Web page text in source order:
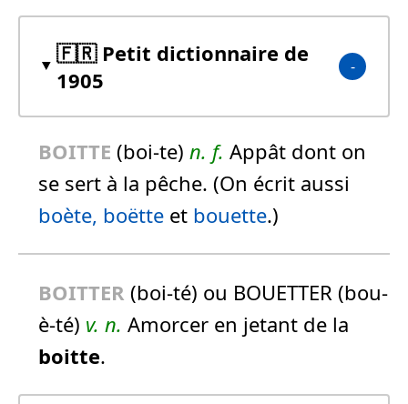
🇫🇷 Petit dictionnaire de
1905
BOITTE (boi-te) n. f. Appât dont on
se sert à la pêche. (On écrit aussi
boète, boëtte et bouette.)
BOITTER (boi-té) ou BOUETTER (bou-
è-té) v. n. Amorcer en jetant de la
boitte.